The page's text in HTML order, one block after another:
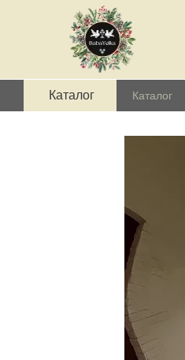
Перейти до основного контенту
Каталог Каталог